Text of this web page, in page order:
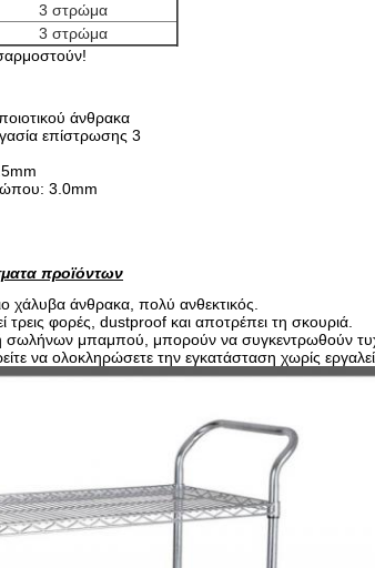
3 στρώμα
3 στρώμα
άνθρακα
επίστρωσης 3
3.0mm
προϊόντων
χάλυβα άνθρακα, πολύ ανθεκτικός.
τρεις φορές, dustproof και αποτρέπει τη σκουριά.
μπαμπού, μπορούν να συγκεντρωθούν
να ολοκληρώσετε την εγκατάσταση χωρίς